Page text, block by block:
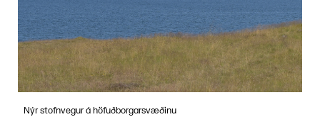
Nýr stofnvegur á höfuðborgarsvæðinu